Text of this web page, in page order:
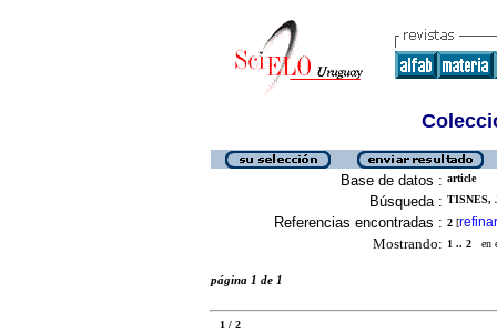
Base de datos : article
Búsqueda : TISNES,
Referencias encontradas : 2 [refinar
Mostrando: 1 .. 2 en
página 1 de 1
1 / 2